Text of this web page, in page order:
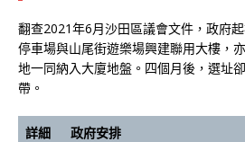
翻查2021年6月沙田區議會文件，政府
停車場與山尾街遊樂場興建聯用大樓，
地一同納入大廈地盤。四個月後，選址
帶。
詳細
政府安排